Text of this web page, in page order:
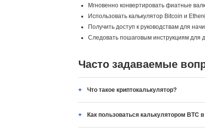
Мгновенно конвертировать фиатные
Использовать калькулятор Bitcoin и
Получить доступ к руководствам для
Следовать пошаговым инструкциям для
Часто задаваемые
Что такое криптокалькулятор?
Как пользоваться калькулятором BTC